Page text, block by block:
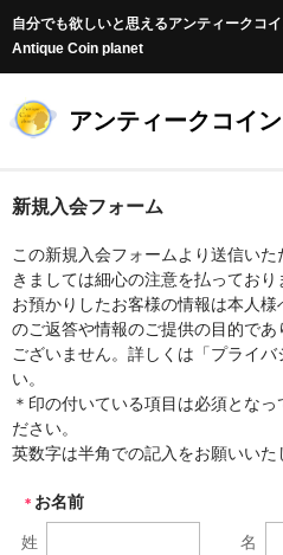
自分でも欲しいと思えるアンティークコ
Antique Coin planet
アンティークコイ
ホーム
商品一覧
オークション
お客様の声
店主のブログ
コイン初心者の方へ
お問い合わせ
新規入会フォーム
この新規入会フォームより送信い
きましては細心の注意を払っており
お預かりしたお客様の情報は本人
のご返答や情報のご提供の目的で
ございません。詳しくは「プライ
い。
＊印の付いている項目は必須とな
ださい。
英数字は半角での記入をお願いいた
＊ お名前
姓 名